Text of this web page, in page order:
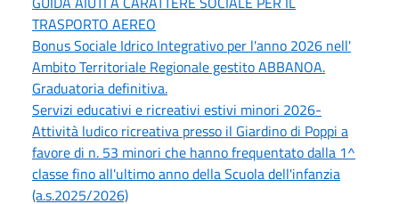
TRASPORTO AEREO
Bonus Sociale Idrico Integrativo per l'anno 2026 nell'
Ambito Territoriale Regionale gestito ABBANOA.
Graduatoria definitiva.
Servizi educativi e ricreativi estivi minori 2026-
Attività ludico ricreativa presso il Giardino di Poppi a
favore di n. 53 minori che hanno frequentato dalla 1^
classe fino all'ultimo anno della Scuola dell'infanzia
(a.s.2025/2026)